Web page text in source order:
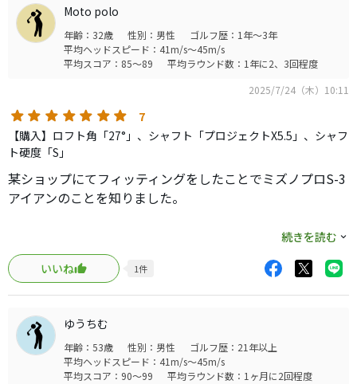
が、私はかっこいいと思います。
個人的な好みを言うと、9番がアイアン寄りの顔をしている
のが好きでウェッジ寄りの顔をしていると苦手なのです
が、これはアイアン寄りの顔と感じました。
このアイアンが構えにくい、プレッシャーがあると感じた
り、飛ばない難しいという場合は素直にミズノプロのMシリ
ーズやJPXにしましょう。ある程度スコアが出せてアイアン
が打てる人を対象に作られているアイアンなので。
悪いところを上げるとしたら値段…ですね笑
PINGやタイトだともう当たり前のようにそれぐらいの値段
とても良かったので店舗で即買おうかとも思いましたが値
段が値段なので、ミズノ主催のフィッティング会かミズノ
フラッグシップストアでフィッティングを経てから購入し
ようと思います。
アイアンにある程度自信がある、かっこいいアイアンがい
Moto polo
年齢：32歳 性別：男性
ゴルフ歴：1年～3年
平均ヘッドスピード：41m/s～45m/s
平均スコア：85～89
平均ラウンド数：1年に2、3回程度
2025/7/24（木）10:11
7
【購入】ロフト角「27°」、シャフト「プロジェクトX5.5」、シャフ
ト硬度「S」
某ショップにてフィッティングをしたことでミズノプロS-3
アイアンのことを知りました。
購入の際に口コミもたくさん拝読を致しましたが、注文商
品が到着後に実際に練習場で打ったところ下記のポイント
が良いと思いました。
良いポイント
○打音、打感の良さ
○スピン量
○構えやすい
続きを読む
いいね
1件
ゆうちむ
年齢：53歳 性別：男性
ゴルフ歴：21年以上
平均ヘッドスピード：41m/s～45m/s
平均スコア：90～99
平均ラウンド数：1ヶ月に2回程度